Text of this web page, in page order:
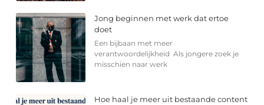
Jong beginnen met werk dat ertoe
doet
Een bijbaan met meer
verantwoordelijkheid Als jongere zoek je
misschien naar werk
Hoe haal je meer uit bestaande content